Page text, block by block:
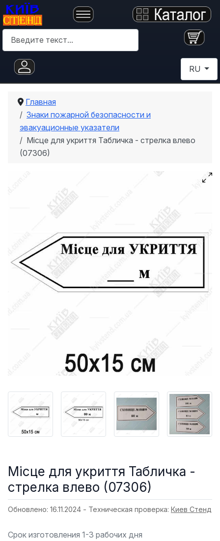
Поиск
RU
Главная
Знаки пожарной безопасности и
эвакуационные указатели
Місце для укриття Табличка - стрелка влево
(07306)
Місце для укриття Табличка -
стрелка влево (07306)
Обновлено: 16.11.2024 - Техническая проверка: Киев Стенд
Срок изготовления 1-3 рабочих дня